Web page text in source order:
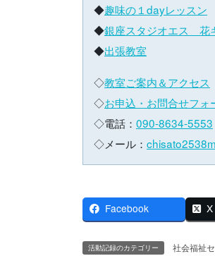
◆趣味の１dayレッスン
◆銀座スタジオエス 花
◆出張教室
◇教室ご案内＆アクセス
◇お申込・お問合せフォ
◇電話： 090-8634-5553
◇メール：
Facebook X
活動記録のカテゴリー 社会福祉